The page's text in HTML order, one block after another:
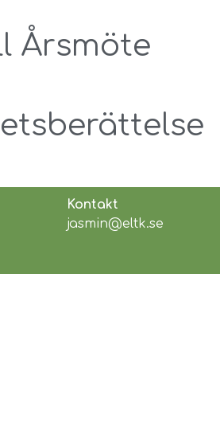
Årsmöte
Kontakt
jasmin@eltk.se